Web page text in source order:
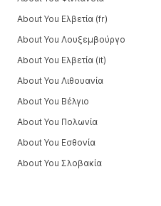
About You Ελβετία (fr)
About You Λουξεμβούργο
About You Ελβετία (it)
About You Λιθουανία
About You Βέλγιο
About You Πολωνία
About You Εσθονία
About You Σλοβακία